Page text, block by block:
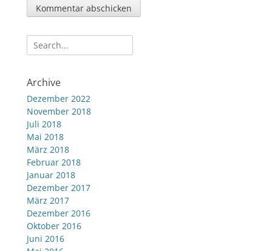
Suche
nach:
Archive
Dezember 2022
November 2018
Juli 2018
Mai 2018
März 2018
Februar 2018
Januar 2018
Dezember 2017
März 2017
Dezember 2016
Oktober 2016
Juni 2016